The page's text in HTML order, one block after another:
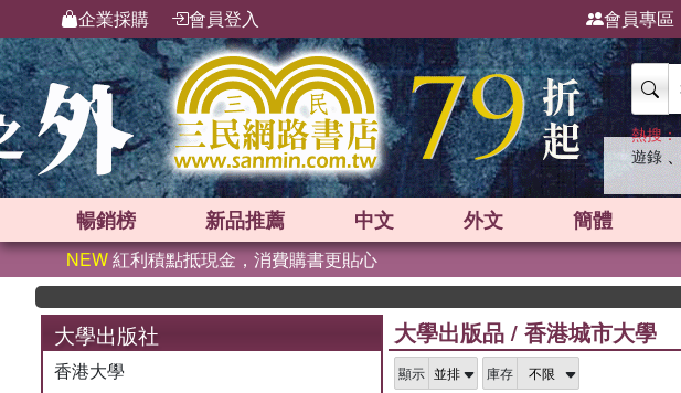
企業採購 會員登入 會員專區
熱搜：
遊錄 、
暢銷榜 新品推薦 中文 外文 簡體
NEW紅利積點抵現金，消費購書更貼心
大學出版社
香港大學
大學出版品 / 香港城市大學
顯示 庫存